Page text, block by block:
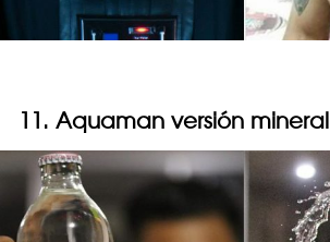
11. Aquaman versión mineral